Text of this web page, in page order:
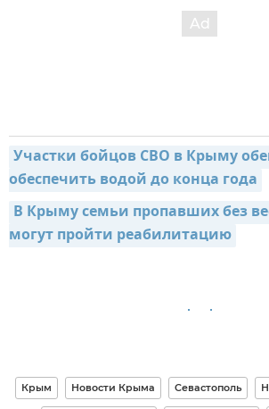
Участки бойцов СВО в Крыму
обеспечить водой до конца года
В Крыму семьи пропавших без
могут пройти реабилитацию
Крым Новости Крыма Севастополь